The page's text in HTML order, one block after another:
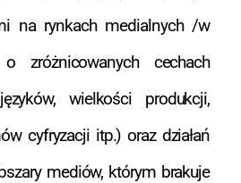
na rynkach medialnych /w
o zróżnicowanych cechach
wielkości produkcji,
cyfryzacji itp.) oraz działań
mediów, którym brakuje